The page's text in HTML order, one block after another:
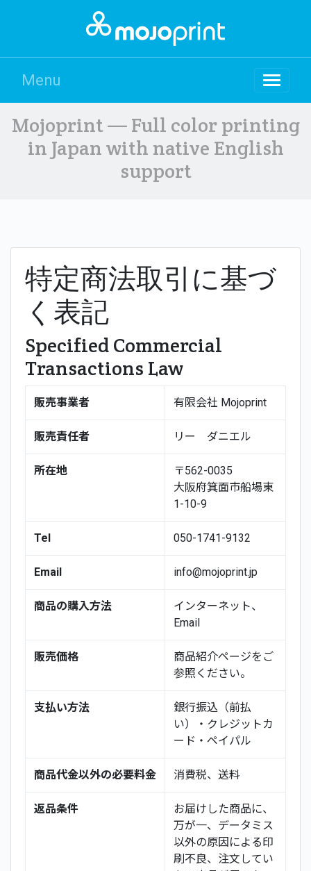
Menu
Mojoprint — Full color printing
in Japan with native English
support
特定商法取引に基づ
く表記
Specified Commercial
Transactions Law
販売事業者 有限会社 Mojoprint
販売責任者 リー ダニエル
所在地
〒562-0035
大阪府箕面市船場東
1-10-9
Tel 050-1741-9132
Email info@mojoprint.jp
商品の購入方法
インターネット、
Email
販売価格
商品紹介ページをご
参照ください。
支払い方法
銀行振込（前払
い）・クレジットカ
ード・ペイパル
商品代金以外の必要料金 消費税、送料
返品条件
お届けした商品に、
万が一、データミス
以外の原因による印
刷不良、注文してい